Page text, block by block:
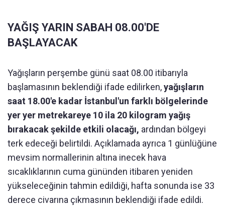
YAĞIŞ YARIN SABAH 08.00'DE
BAŞLAYACAK
Yağışların perşembe günü saat 08.00 itibarıyla
başlamasının beklendiği ifade edilirken,yağışların
saat 18.00'e kadar İstanbul'un farklı bölgelerinde
yer yer metrekareye 10 ila 20 kilogram yağış
bırakacak şekilde etkili olacağı, ardından bölgeyi
terk edeceği belirtildi. Açıklamada ayrıca 1 günlüğüne
mevsim normallerinin altına inecek hava
sıcaklıklarının cuma gününden itibaren yeniden
yükseleceğinin tahmin edildiği, hafta sonunda ise 33
derece civarına çıkmasının beklendiği ifade edildi.